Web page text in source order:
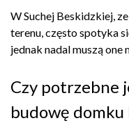
W Suchej Beskidzkiej,
terenu, często spotyka
jednak nadal muszą
Czy potrzebne
budowę domku